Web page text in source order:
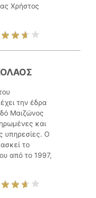
Χρήστος
την έδρα
Μαιζώνος
και
υπηρεσίες. Ο
το
από το 1997,